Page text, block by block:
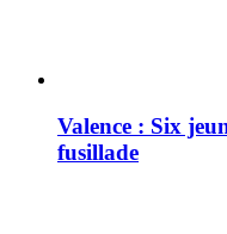
Valence : Six
fusillade